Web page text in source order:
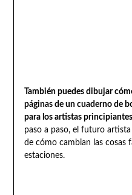
También puedes dibujar
páginas de un cuaderno de
para los artistas
paso a paso, el futuro
de cómo cambian las cosas
estaciones.